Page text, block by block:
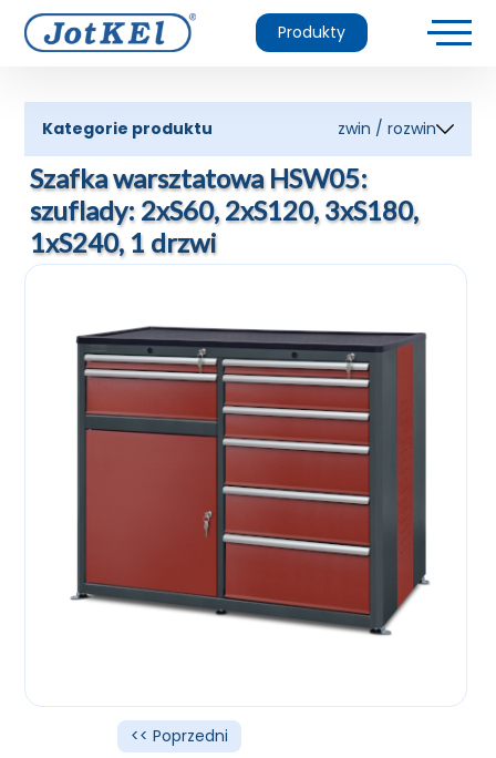
Produkty
Kategorie produktu zwin / rozwin
Szafka warsztatowa HSW05:
szuflady: 2xS60, 2xS120, 3xS180,
1xS240, 1 drzwi
<< Poprzedni